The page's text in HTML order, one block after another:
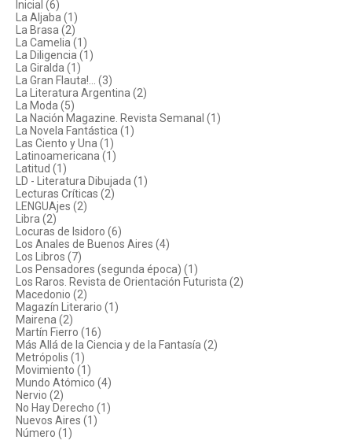
Inicial (6)
La Aljaba (1)
La Brasa (2)
La Camelia (1)
La Diligencia (1)
La Giralda (1)
La Gran Flauta!... (3)
La Literatura Argentina (2)
La Moda (5)
La Nación Magazine. Revista Semanal (1)
La Novela Fantástica (1)
Las Ciento y Una (1)
Latinoamericana (1)
Latitud (1)
LD - Literatura Dibujada (1)
Lecturas Críticas (2)
LENGUAjes (2)
Libra (2)
Locuras de Isidoro (6)
Los Anales de Buenos Aires (4)
Los Libros (7)
Los Pensadores (segunda época) (1)
Los Raros. Revista de Orientación Futurista (2)
Macedonio (2)
Magazín Literario (1)
Mairena (2)
Martín Fierro (16)
Más Allá de la Ciencia y de la Fantasía (2)
Metrópolis (1)
Movimiento (1)
Mundo Atómico (4)
Nervio (2)
No Hay Derecho (1)
Nuevos Aires (1)
Número (1)